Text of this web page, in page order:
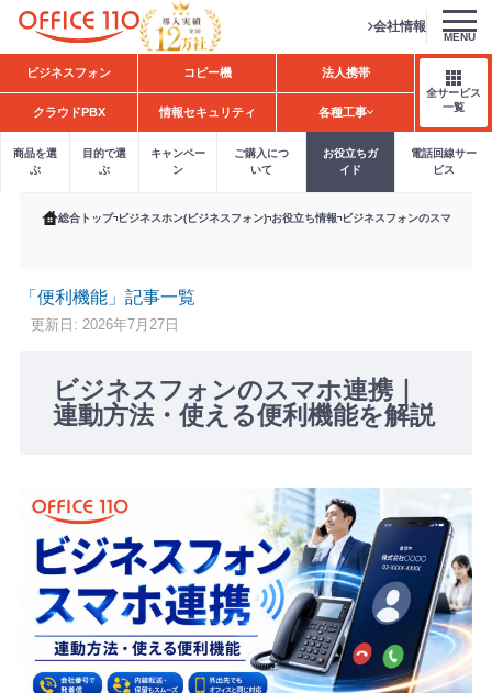
H
o
会社情報
MENU
ビジネスフォン コピー機 法人携帯
クラウドPBX 情報セキュリティ 各種工事
全サービス
一覧
商品を選
ぶ
目的で選
ぶ
キャンペー
ン
ご購入につ
いて
お役立ちガ
イド
電話回線サー
ビス
総合トップ ビジネスホン(ビジネスフォン) お役立ち情報 ビジネスフォンのスマホ連携
「便利機能」記事一覧
更新日: 2026年7月27日
ビジネスフォンのスマホ連携｜
連動方法・使える便利機能を解説